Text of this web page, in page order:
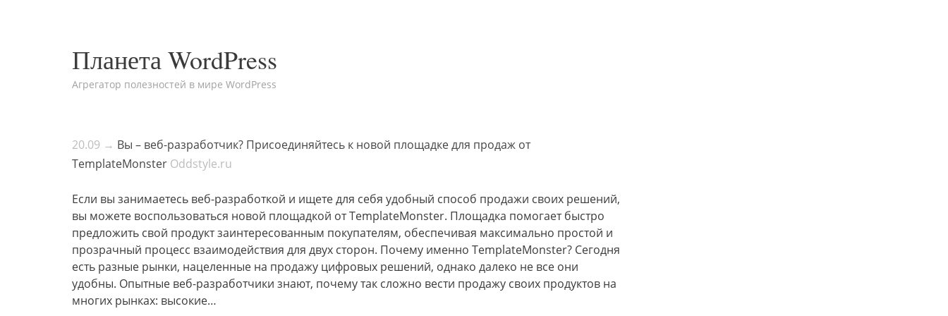
Планета WordPress
Агрегатор полезностей в мире WordPress
20.09 → Вы – веб-разработчик? Присоединяйтесь к новой площадке для продаж от
TemplateMonster Oddstyle.ru
Если вы занимаетесь веб-разработкой и ищете для себя удобный способ продажи своих решений,
вы можете воспользоваться новой площадкой от TemplateMonster. Площадка помогает быстро
предложить свой продукт заинтересованным покупателям, обеспечивая максимально простой и
прозрачный процесс взаимодействия для двух сторон. Почему именно TemplateMonster? Сегодня
есть разные рынки, нацеленные на продажу цифровых решений, однако далеко не все они
удобны. Опытные веб-разработчики знают, почему так сложно вести продажу своих продуктов на
многих рынках: высокие…